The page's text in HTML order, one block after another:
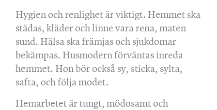
Hygien och renlighet är viktigt. Hemmet ska
städas, kläder och linne vara rena, maten
sund. Hälsa ska främjas och sjukdomar
bekämpas. Husmodern förväntas inreda
hemmet. Hon bör också sy, sticka, sylta,
safta, och följa modet.
Hemarbetet är tungt, mödosamt och